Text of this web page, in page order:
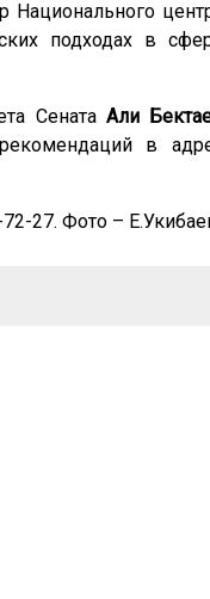
Национального
подходах в
Сената Али
в
27. Фото –